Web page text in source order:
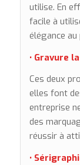
utilise. En
facile à
élégance au
• Gravure
Ces deux
elles font
entreprise
des
réussir à
•